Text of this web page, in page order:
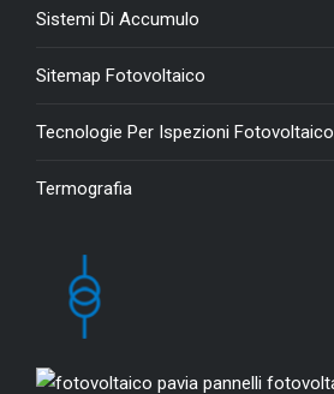
Sistemi Di Accumulo
Sitemap Fotovoltaico
Tecnologie Per Ispezioni Fotovoltaico
Termografia